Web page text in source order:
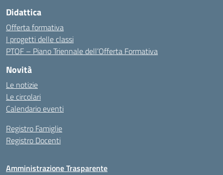
Didattica
Offerta formativa
I progetti delle classi
PTOF – Piano Triennale dell’Offerta Formativa
Novità
Le notizie
Le circolari
Calendario eventi
Registro Famiglie
Registro Docenti
Amministrazione Trasparente